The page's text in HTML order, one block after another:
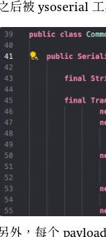
后被 ysoserial
外，每个